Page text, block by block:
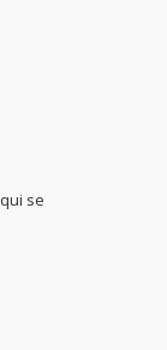
se